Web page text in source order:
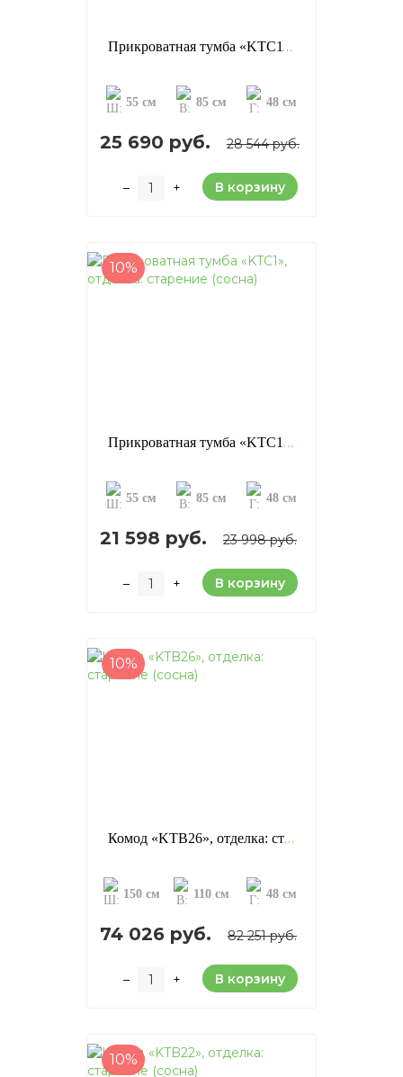
Прикроватная тумба «KTC11», отделка: старение (сосна)
55 см 85 см 48 см
25 690 руб. 28 544 руб.
– + В корзину
10%
Прикроватная тумба «KTC1», отделка: старение (сосна)
55 см 85 см 48 см
21 598 руб. 23 998 руб.
– + В корзину
10%
Комод «KTB26», отделка: старение (сосна)
150 см 110 см 48 см
74 026 руб. 82 251 руб.
– + В корзину
10%